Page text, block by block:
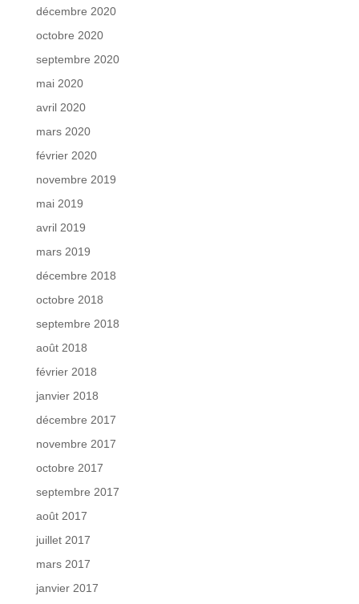
décembre 2020
octobre 2020
septembre 2020
mai 2020
avril 2020
mars 2020
février 2020
novembre 2019
mai 2019
avril 2019
mars 2019
décembre 2018
octobre 2018
septembre 2018
août 2018
février 2018
janvier 2018
décembre 2017
novembre 2017
octobre 2017
septembre 2017
août 2017
juillet 2017
mars 2017
janvier 2017